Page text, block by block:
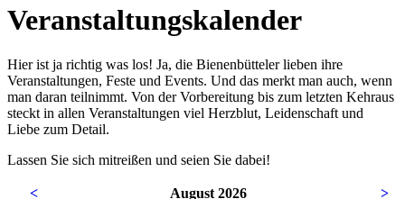
Veranstaltungskalender
Hier ist ja richtig was los! Ja, die Bienenbütteler lieben ihre
Veranstaltungen, Feste und Events. Und das merkt man auch, wenn
man daran teilnimmt. Von der Vorbereitung bis zum letzten Kehraus
steckt in allen Veranstaltungen viel Herzblut, Leidenschaft und
Liebe zum Detail.
Lassen Sie sich mitreißen und seien Sie dabei!
< August 2026
>